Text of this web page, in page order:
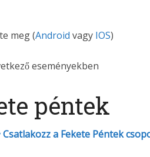
meg (Android vagy IOS)
eseményekben
péntek
a Fekete Péntek